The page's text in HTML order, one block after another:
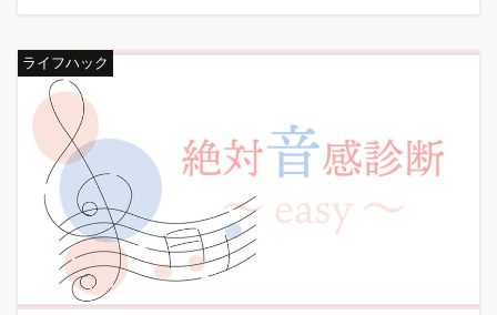
ライフハック